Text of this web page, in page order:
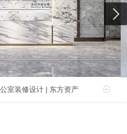
室装修设计 | 东方资产